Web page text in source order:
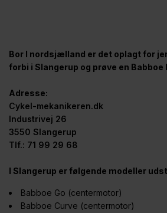
Bor I nordsjælland er det oplagt for
forbi i Slangerup og prøve en Babboe
Adresse:
Cykel-mekanikeren.dk
Industrivej 26
3550 Slangerup
Tlf.: 71 99 29 68
I Slangerup er følgende modeller
Babboe Go (centermotor)
Babboe Curve (centermotor)